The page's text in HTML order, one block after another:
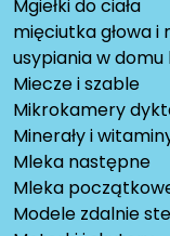
Mgiełki do ciała
mięciutka głowa i
usypiania w
Miecze i szable
Mikrokamery
Minerały i
Mleka następne
Mleka
Modele zdalnie